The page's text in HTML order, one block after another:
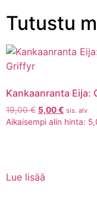
Tutustu
Kankaanranta Eija:
19,00€ 5,00€ sis. alv
Aikaisempi alin hinta:
Lue lisää